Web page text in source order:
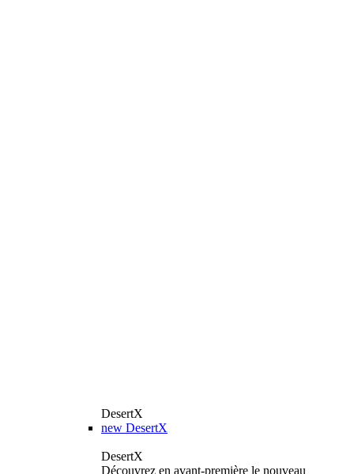
DesertX
new DesertX
DesertX
Découvrez en avant-première le nouveau